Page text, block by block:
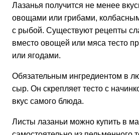
Лазанья получится не менее
овощами или грибами,
с рыбой. Существуют рецепты
вместо овощей или мяса тесто
или ягодами.
Обязательным ингредиентом в
сыр. Он скрепляет тесто с
вкус самого блюда.
Листы лазаньи можно купить в